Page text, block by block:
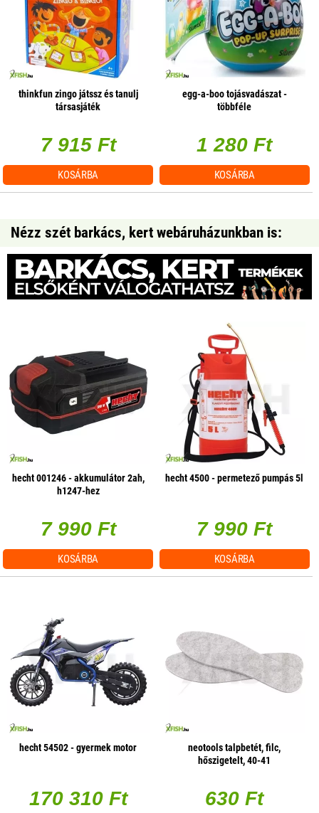
thinkfun zingo játssz és tanulj
társasjáték
7 915 Ft
KOSÁRBA
egg-a-boo tojásvadászat -
többféle
1 280 Ft
KOSÁRBA
Nézz szét barkács, kert webáruházunkban is:
hecht 001246 - akkumulátor 2ah,
h1247-hez
7 990 Ft
KOSÁRBA
hecht 4500 - permetező pumpás 5l
7 990 Ft
KOSÁRBA
hecht 54502 - gyermek motor
170 310 Ft
neotools talpbetét, filc,
hőszigetelt, 40-41
630 Ft